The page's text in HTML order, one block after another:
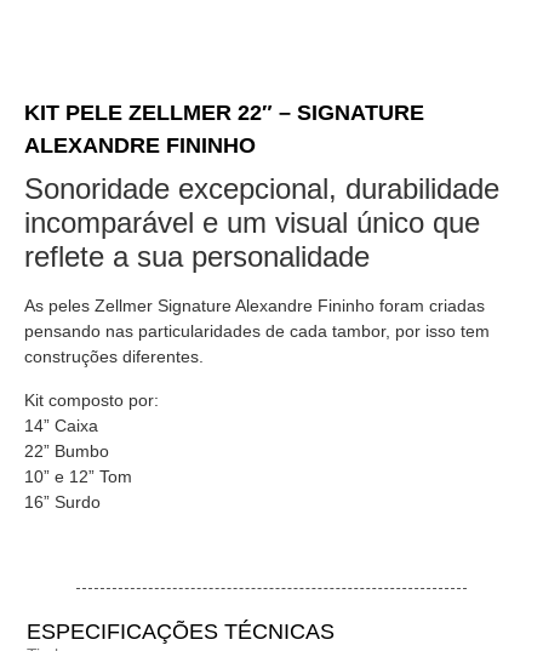
KIT PELE ZELLMER 22″ – SIGNATURE
ALEXANDRE FININHO
Sonoridade excepcional, durabilidade
incomparável e um visual único que
reflete a sua personalidade
As peles Zellmer Signature Alexandre Fininho foram criadas
pensando nas particularidades de cada tambor, por isso tem
construções diferentes.
Kit composto por:
14” Caixa
22” Bumbo
10” e 12” Tom
16” Surdo
ESPECIFICAÇÕES TÉCNICAS